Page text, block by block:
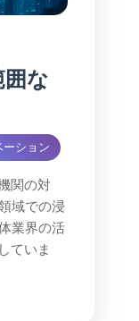
な
ーション
関の対
域での浸
業界の活
ていま